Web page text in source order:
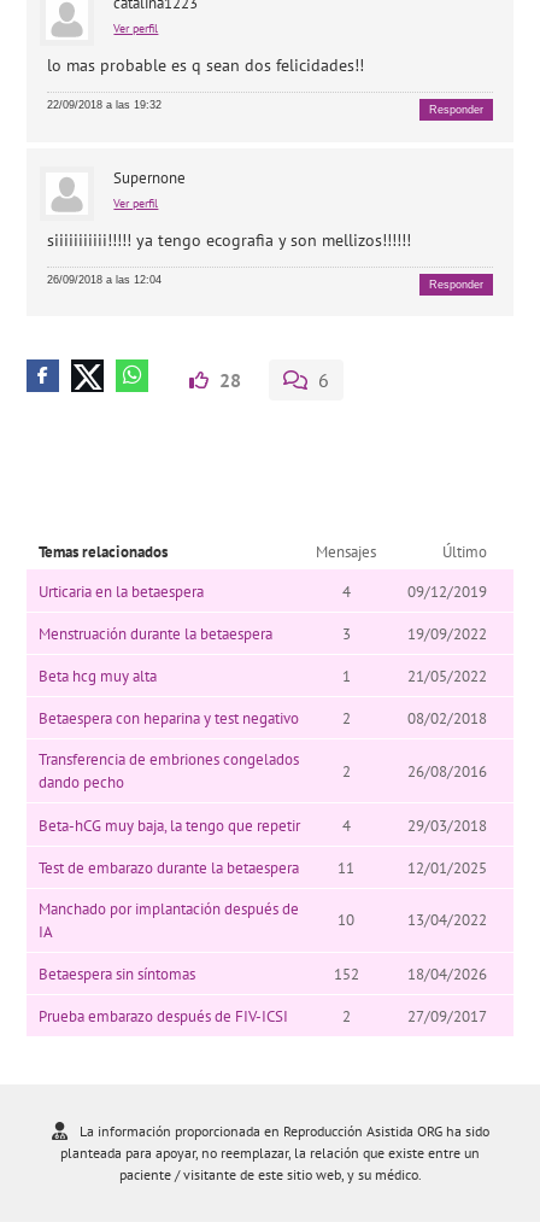
Ver perfil
lo mas probable es q sean dos felicidades!!
22/09/2018 a las 19:32 Responder
Supernone
Ver perfil
siiiiiiiiiii!!!!! ya tengo ecografia y son mellizos!!!!!!
26/09/2018 a las 12:04 Responder
28 6
Temas relacionados Mensajes
Último
Urticaria en la betaespera
4 09/12/2019
Menstruación durante la betaespera 3 19/09/2022
Beta hcg muy alta 1 21/05/2022
Betaespera con heparina y test negativo 2
08/02/2018
Transferencia de embriones congelados
dando pecho
2 26/08/2016
Beta-hCG muy baja, la tengo que repetir 4 29/03/2018
Test de embarazo durante la betaespera 11
12/01/2025
Manchado por implantación después de
IA
10 13/04/2022
Betaespera sin síntomas 152 18/04/2026
Prueba embarazo después de FIV-ICSI 2 27/09/2017
La información proporcionada en Reproducción Asistida ORG ha sido
planteada para apoyar, no reemplazar, la relación que existe entre un
paciente / visitante de este sitio web, y su médico.